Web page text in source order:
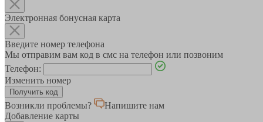
Электронная бонусная карта
Введите номер телефона
Мы отправим вам код в смс на телефон или позвоним
Телефон:
Изменить номер
Возникли проблемы?
Напишите нам
Добавление карты